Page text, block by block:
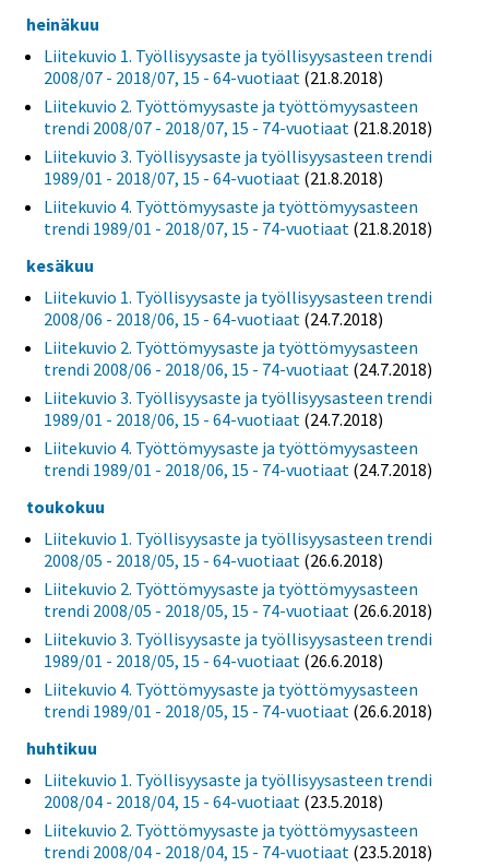
heinäkuu
Liitekuvio 1. Työllisyysaste ja työllisyysasteen trendi
2008/07 - 2018/07, 15 - 64-vuotiaat (21.8.2018)
Liitekuvio 2. Työttömyysaste ja työttömyysasteen
trendi 2008/07 - 2018/07, 15 - 74-vuotiaat (21.8.2018)
Liitekuvio 3. Työllisyysaste ja työllisyysasteen trendi
1989/01 - 2018/07, 15 - 64-vuotiaat (21.8.2018)
Liitekuvio 4. Työttömyysaste ja työttömyysasteen
trendi 1989/01 - 2018/07, 15 - 74-vuotiaat (21.8.2018)
kesäkuu
Liitekuvio 1. Työllisyysaste ja työllisyysasteen trendi
2008/06 - 2018/06, 15 - 64-vuotiaat (24.7.2018)
Liitekuvio 2. Työttömyysaste ja työttömyysasteen
trendi 2008/06 - 2018/06, 15 - 74-vuotiaat (24.7.2018)
Liitekuvio 3. Työllisyysaste ja työllisyysasteen trendi
1989/01 - 2018/06, 15 - 64-vuotiaat (24.7.2018)
Liitekuvio 4. Työttömyysaste ja työttömyysasteen
trendi 1989/01 - 2018/06, 15 - 74-vuotiaat (24.7.2018)
toukokuu
Liitekuvio 1. Työllisyysaste ja työllisyysasteen trendi
2008/05 - 2018/05, 15 - 64-vuotiaat (26.6.2018)
Liitekuvio 2. Työttömyysaste ja työttömyysasteen
trendi 2008/05 - 2018/05, 15 - 74-vuotiaat (26.6.2018)
Liitekuvio 3. Työllisyysaste ja työllisyysasteen trendi
1989/01 - 2018/05, 15 - 64-vuotiaat (26.6.2018)
Liitekuvio 4. Työttömyysaste ja työttömyysasteen
trendi 1989/01 - 2018/05, 15 - 74-vuotiaat (26.6.2018)
huhtikuu
Liitekuvio 1. Työllisyysaste ja työllisyysasteen trendi
2008/04 - 2018/04, 15 - 64-vuotiaat (23.5.2018)
Liitekuvio 2. Työttömyysaste ja työttömyysasteen
trendi 2008/04 - 2018/04, 15 - 74-vuotiaat (23.5.2018)